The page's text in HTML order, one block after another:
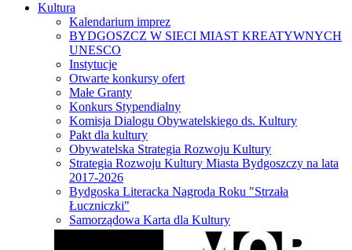
Kultura
Kalendarium imprez
BYDGOSZCZ W SIECI MIAST KREATYWNYCH
UNESCO
Instytucje
Otwarte konkursy ofert
Małe Granty
Konkurs Stypendialny
Komisja Dialogu Obywatelskiego ds. Kultury
Pakt dla kultury
Obywatelska Strategia Rozwoju Kultury
Strategia Rozwoju Kultury Miasta Bydgoszczy na lata
2017-2026
Bydgoska Literacka Nagroda Roku "Strzała
Łuczniczki"
Samorządowa Karta dla Kultury